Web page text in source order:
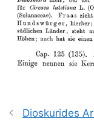
Dioskurides